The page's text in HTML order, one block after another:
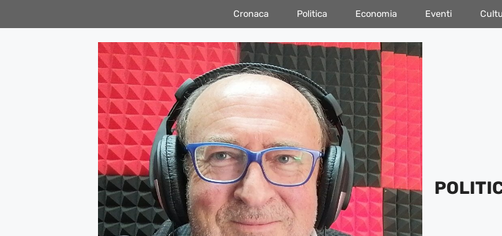
al
Cronaca Politica Economia Eventi